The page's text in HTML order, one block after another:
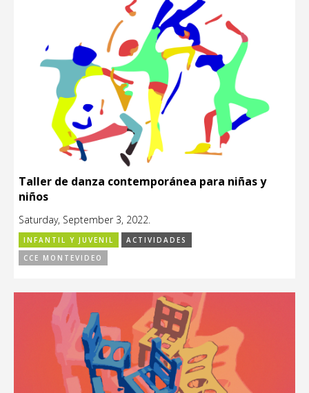
Taller de danza contemporánea para niñas y
niños
Saturday, September 3, 2022.
INFANTIL Y JUVENIL
ACTIVIDADES
CCE MONTEVIDEO